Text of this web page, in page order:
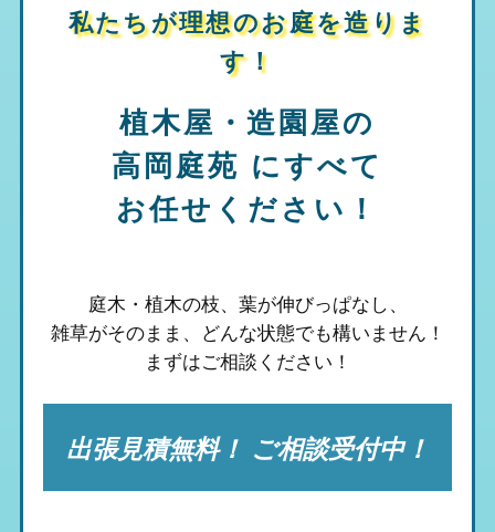
私たちが理想のお庭を造りま
す！
植木屋・造園屋の
高岡庭苑 にすべて
お任せください！
庭木・植木の枝、葉が伸びっぱなし、
雑草がそのまま、 どんな状態でも構いません！
まずはご相談ください！
出張見積無料！ ご相談受付中！